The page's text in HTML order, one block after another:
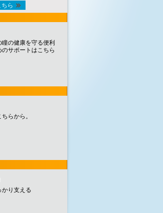
ら
の健康を守る便利
サポートはこちら
らから。
り支える